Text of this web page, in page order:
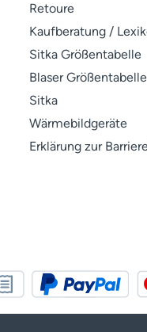
Retoure
Kaufberatung /
Sitka Größentabelle
Blaser Größentabelle
Sitka
Wärmebildgeräte
Erklärung zur